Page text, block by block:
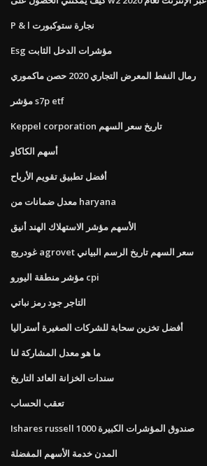
P & l نجارة ستوكبورت
Esg مؤشرات الدخل الثابت
رمال النفط المعرض التجاري 2020 حصن ماكموري
مؤشر s7p etf
Keppel corporation تاريخ سعر السهم
أسهم الكاكاو
أفضل تطبيق تقويم الأرباح
معدل ضمانات من haryana
الأسهم مؤشر الاستهلاك الهند أنيق
غودريج agrovet سعر السهم تاريخ الرسم البياني
مؤشر منطقة اليورو cpi
التاجر جود رمز نباتي
أفضل تخزين سحابة للشركات الصغيرة أستراليا
ما هو معدل المشاركة لنا
سندات الخزانة العائد التاريخ
تعقب الحساب
Ishares russell 1000 صندوق المؤشرات الكبيرة
المدن خدمة الأسهم المفضلة